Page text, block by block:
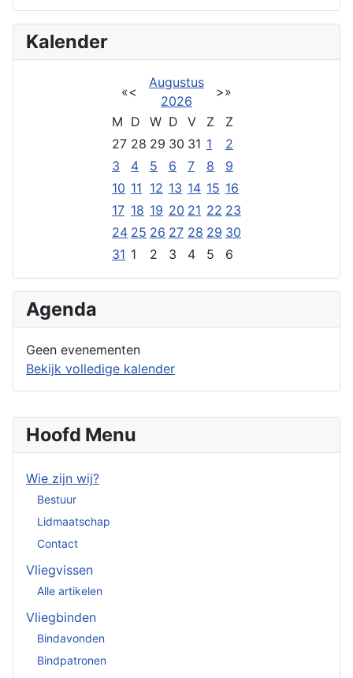
Hoofd Menu
Wie zijn wij?
Bestuur
Lidmaatschap
Contact
Vliegvissen
Alle artikelen
Vliegbinden
Bindavonden
Bindpatronen
Kalender
«<
Augustus
2026
>»
M D W D V Z
Z
27 28 29 30 31 1
2
3
4 5 6 7 8
9
10 11 12 13 14 15 16
17 18 19 20 21 22 23
24 25 26 27 28 29 30
31 1 2 3 4 5 6
Agenda
Geen evenementen
Bekijk volledige kalender